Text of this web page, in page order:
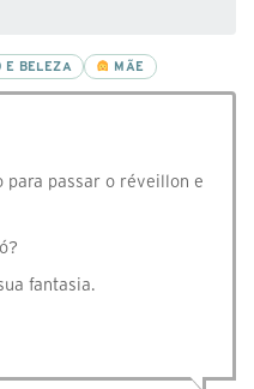
E BELEZA MÃE
para passar o réveillon e
fantasia.